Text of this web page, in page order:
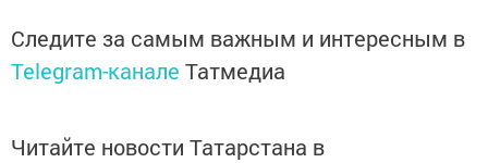
Следите за самым важным и интересным в
Telegram-канале Татмедиа
Читайте новости Татарстана в